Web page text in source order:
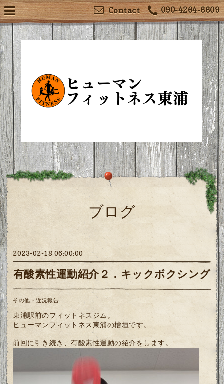
090-4264-6609
Contact
ブログ
2023-02-18 06:00:00
有酸素性運動紹介２．キックボクシング
その他・近況報告
東浦駅前のフィットネスジム。
ヒューマンフィットネス東浦の檜垣です。
前回に引き続き、有酸素性運動の紹介をします。